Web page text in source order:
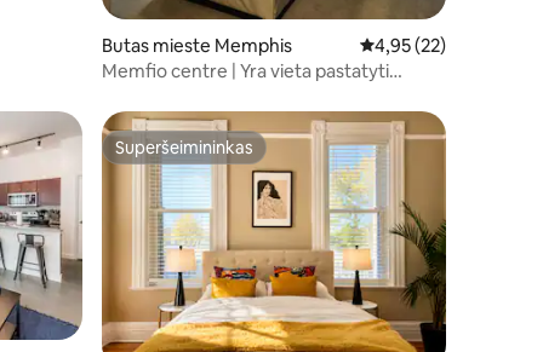
Butas mieste Memphis Vidutinis įvertinimas:
4,95 (22)
Memfio centre | Yra vieta pastatyti
Superšeimininkas
Superšeimininkas